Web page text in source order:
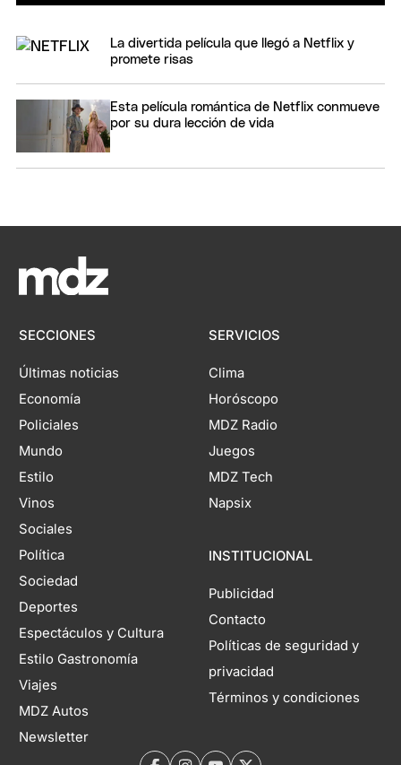
La divertida película que llegó a Netflix y
promete risas
Esta película romántica de Netflix conmueve
por su dura lección de vida
SECCIONES
Últimas noticias
Economía
Policiales
Mundo
Estilo
Vinos
Sociales
Política
Sociedad
Deportes
Espectáculos y Cultura
Estilo Gastronomía
Viajes
MDZ Autos
Newsletter
SERVICIOS
Clima
Horóscopo
MDZ Radio
Juegos
MDZ Tech
Napsix
INSTITUCIONAL
Publicidad
Contacto
Políticas de seguridad y
privacidad
Términos y condiciones